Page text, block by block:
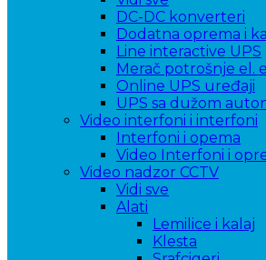
DC-DC konverteri
Dodatna oprema i
Line interactive UPS
Merač potrošnje el.
Online UPS uređaji
UPS sa dužom
Video interfoni i interfoni
Interfoni i opema
Video Interfoni i
Video nadzor CCTV
Vidi sve
Alati
Lemilice i kalaj
Klesta